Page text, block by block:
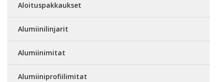
Aloituspakkaukset
Alumiinilinjarit
Alumiinimitat
Alumiiniprofiilimitat